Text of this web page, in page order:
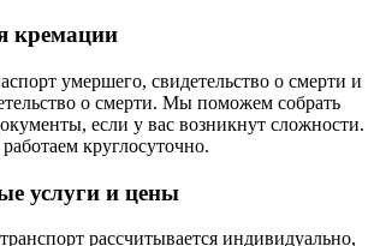
кремации
умершего, свидетельство о смерти и
о смерти. Мы поможем собрать
если у вас возникнут сложности.
круглосуточно.
услуги и цены
рассчитывается индивидуально,